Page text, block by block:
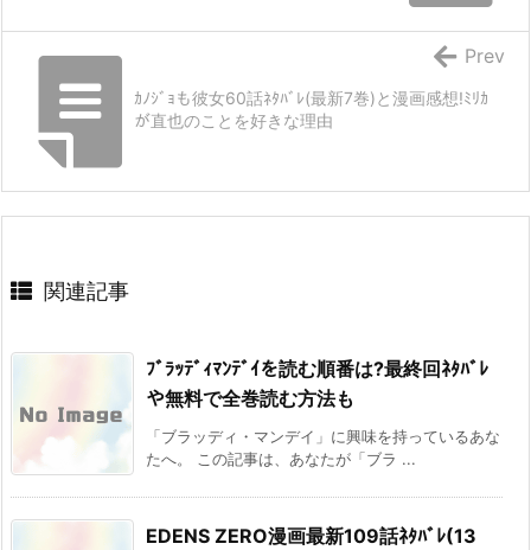
ｶﾉｼﾞｮも彼女60話ﾈﾀﾊﾞﾚ(最新7巻)と漫画感想!ﾐﾘｶ
が直也のことを好きな理由
Prev
関連記事
ﾌﾞﾗｯﾃﾞｨﾏﾝﾃﾞｲを読む順番は?最終回ﾈﾀﾊﾞﾚ
や無料で全巻読む方法も
「ブラッディ・マンデイ」に興味を持っているあな
たへ。 この記事は、あなたが「ブラ ...
EDENS ZERO漫画最新109話ﾈﾀﾊﾞﾚ(13